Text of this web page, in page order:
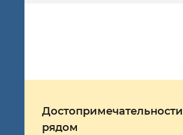
Достопримечательности
рядом